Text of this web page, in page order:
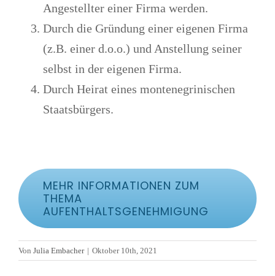
Angestellter einer Firma werden.
Durch die Gründung einer eigenen Firma
(z.B. einer d.o.o.) und Anstellung seiner
selbst in der eigenen Firma.
Durch Heirat eines montenegrinischen
Staatsbürgers.
MEHR INFORMATIONEN ZUM
THEMA
AUFENTHALTSGENEHMIGUNG
Von Julia Embacher | Oktober 10th, 2021